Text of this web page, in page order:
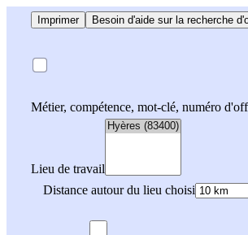
Imprimer Besoin d'aide sur la recherche
Métier, compétence, mot-clé, numéro
Lieu de travail
Distance autour du lieu choisi